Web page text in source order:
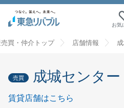
お気
買・仲介トップ 店舗情報
売買 成城センター
賃貸店舗はこちら